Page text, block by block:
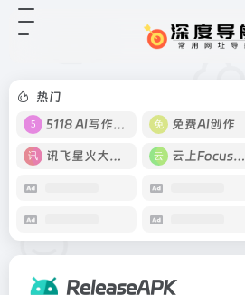
热门
5118 AI写作工具
免费AI创作
讯飞星火大模型 云上Focus接码
ReleaseAPK